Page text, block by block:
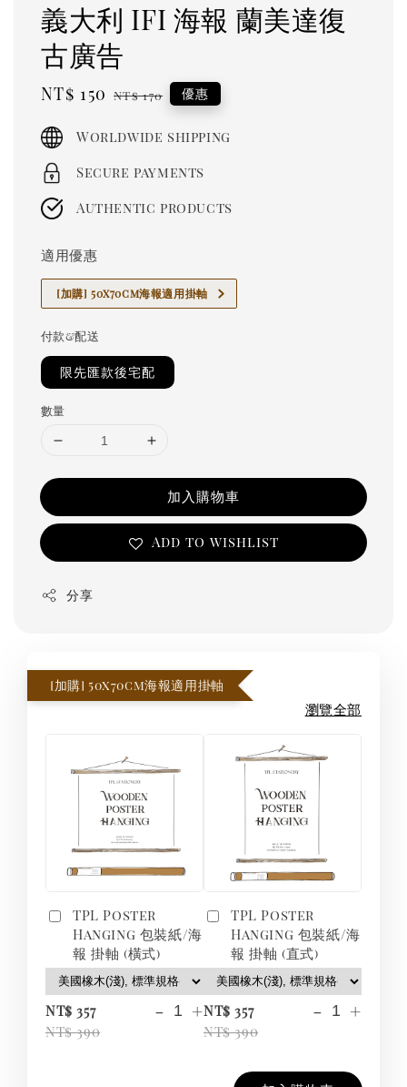
義大利 IFI 海報 蘭美達復
古廣告
Sale
NT$ 150 Regular
NT$ 170 優惠
Worldwide shipping
Secure payments
Authentic products
適用優惠
[加購] 50x70cm海報適用掛軸
付款&配送
限先匯款後宅配
數量
加入購物車
Add to wishlist
分享
[加購] 50x70cm海報適用掛軸
瀏覽全部
TPL Poster
Hanging 包裝紙/海
報 掛軸 (橫式)
NT$ 357
NT$ 390
- +
TPL Poster
Hanging 包裝紙/海
報 掛軸 (直式)
NT$ 357
NT$ 390
- +